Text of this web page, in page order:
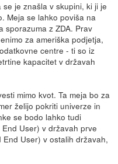
je znašla v skupini, ki ji je
Meja se lahko poviša na
sporazuma z ZDA. Prav
za ameriška podjetja,
centre - ti so iz
kapacitet v državah
mimo kvot. Ta meja bo za
želijo pokriti univerze in
se bodo lahko tudi
User) v državah prve
User) v ostalih državah,